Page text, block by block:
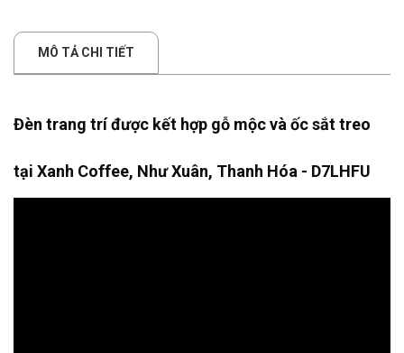
MÔ TẢ CHI TIẾT
Đèn trang trí được kết hợp gỗ mộc và ốc sắt treo
tại Xanh Coffee, Như Xuân, Thanh Hóa - D7LHFU